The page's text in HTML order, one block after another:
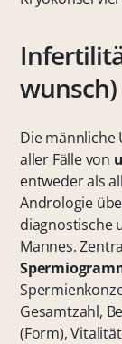
wunsch)
Die männliche
aller Fälle von
entweder als
Andrologie
diagnostische
Mannes.
Gesamtzahl,
(Form),